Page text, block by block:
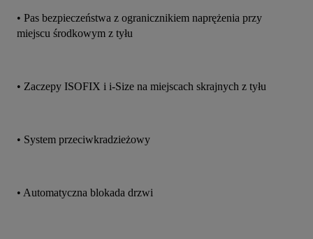
• Pas bezpieczeństwa z ogranicznikiem naprężenia przy
miejscu środkowym z tyłu
• Zaczepy ISOFIX i i-Size na miejscach skrajnych z tyłu
• System przeciwkradzieżowy
• Automatyczna blokada drzwi